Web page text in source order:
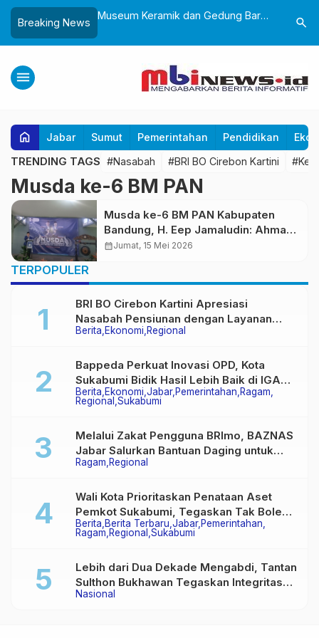
Breaking News
25 dengan Aksi
dan Alun-Alun
Museum Keramik dan Gedung Baru
Ponpes Al-Fath Perkuat Pelestarian
Budaya Nusantara
Lantik
Adaptif
search
menu
home Jabar Sumut Pemerintahan Pendidikan
TRENDING TAGS #Nasabah #BRI BO Cirebon Kartini
Musda ke-6 BM PAN
Musda ke-6 BM PAN Kabupaten
Bandung, H. Eep Jamaludin: Ahmad
Fathan Ragavilapa Sosok Tepat
calendar_monthJumat, 15 Mei 2026
TERPOPULER
Berita Ekonomi Regional
BRI BO Cirebon Kartini Apresiasi
Nasabah Pensiunan dengan Layanan
Terpadu, Literasi Keuangan hingga
Berita Ekonomi Jabar Pemerintahan Ragam
Regional Sukabumi
Bappeda Perkuat Inovasi OPD, Kota
Sukabumi Bidik Hasil Lebih Baik di IGA
2026
Ragam Regional
Melalui Zakat Pengguna BRImo, BAZNAS
Jabar Salurkan Bantuan Daging untuk
Masyarakat Desa Ciririp
Berita Berita Terbaru Jabar Pemerintahan
Ragam Regional Sukabumi
Wali Kota Prioritaskan Penataan Aset
Pemkot Sukabumi, Tegaskan Tak Boleh
Ada Lagi Sengketa Lahan
Nasional
Lebih dari Dua Dekade Mengabdi, Tantan
Sulthon Bukhawan Tegaskan Integritas
Adalah Harga Mati Wartawan